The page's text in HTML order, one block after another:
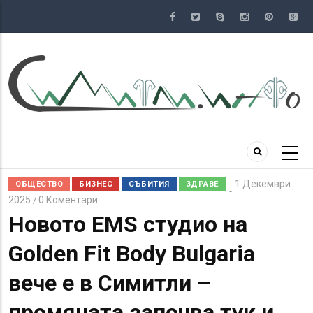
съдържание
ОБЩЕСТВО БИЗНЕС СЪБИТИЯ ЗДРАВЕ
1 Декември
2025 / 0 Коментари
Новото EMS студио на
Golden Fit Body Bulgaria
вече е в Симитли –